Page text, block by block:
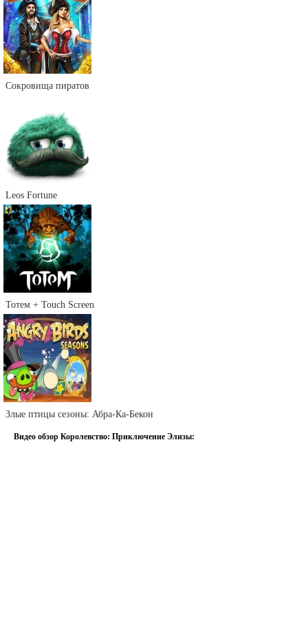
Сокровища пиратов
Leos Fortune
Тотем + Touch Screen
Злые птицы сезоны: Абра-Ка-Бекон
Видео обзор Королевство: Приключение Элизы: